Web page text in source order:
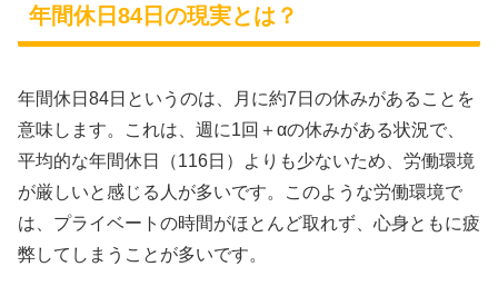
年間休日84日の現実とは？
年間休日84日というのは、月に約7日の休みがあることを
意味します。これは、週に1回＋αの休みがある状況で、
平均的な年間休日（116日）よりも少ないため、労働環境
が厳しいと感じる人が多いです。このような労働環境で
は、プライベートの時間がほとんど取れず、心身ともに疲
弊してしまうことが多いです。